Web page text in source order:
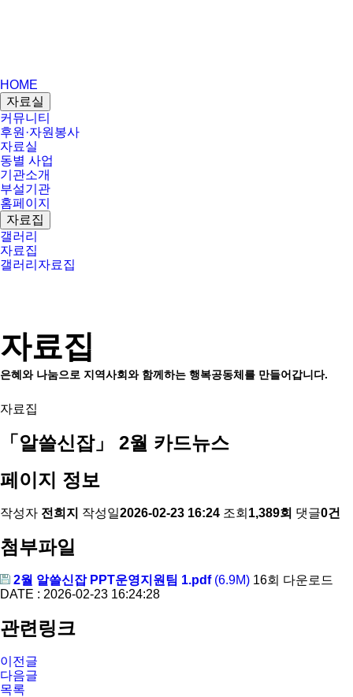
HOME
자료실
커뮤니티
후원·자원봉사
자료실
동별 사업
기관소개
부설기관
홈페이지
자료집
갤러리
자료집
갤러리 자료집
자료집
은혜와 나눔으로 지역사회와 함께하는 행복공동체를 만들어갑니다.
자료집
「알쓸신잡」 2월 카드뉴스
페이지 정보
작성자 전희지 작성일2026-02-23 16:24 조회 1,389회 댓글0건
첨부파일
2월 알쓸신잡 PPT운영지원팀 1.pdf(6.9M) 16회 다운로드
DATE : 2026-02-23 16:24:28
관련링크
이전글
다음글
목록